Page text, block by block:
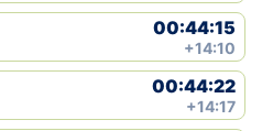
00:44:15
+14:10
00:44:22
+14:17